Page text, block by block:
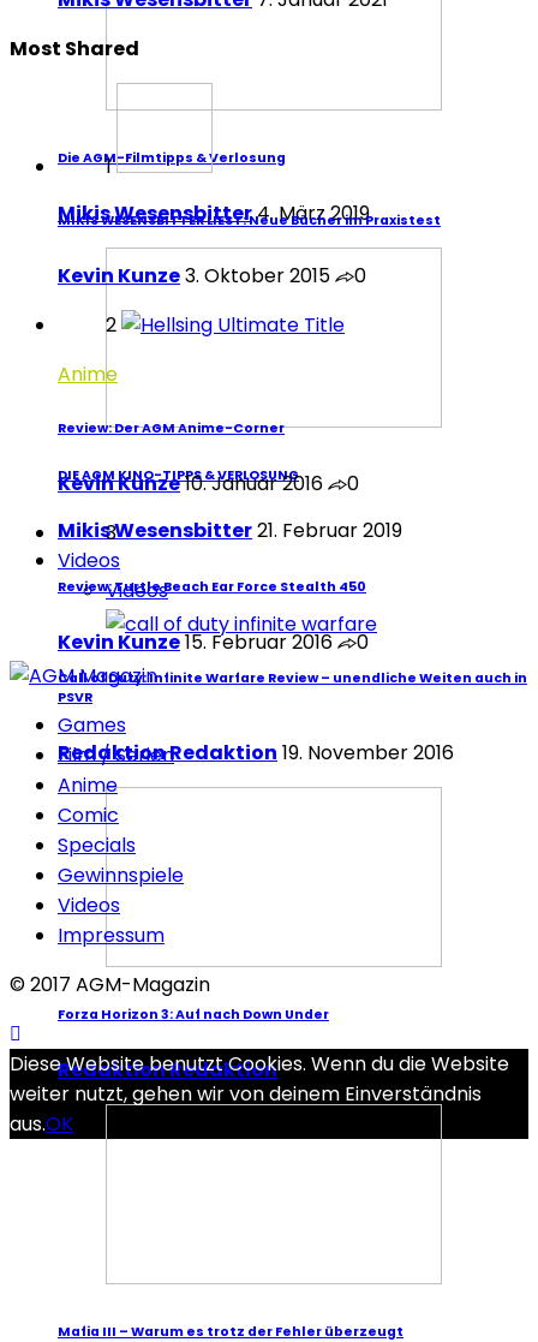
Die AGM-Filmtipps & Verlosung
Mikis Wesensbitter4. März 2019
DIE AGM KINO-TIPPS & VERLOSUNG
Mikis Wesensbitter21. Februar 2019
Videos
Videos
Call of Duty: Infinite Warfare Review – unendliche Weiten auch in
PSVR
Redaktion Redaktion 19. November 2016
Forza Horizon 3: Auf nach Down Under
Redaktion Redaktion7. November 2016
Mafia III – Warum es trotz der Fehler überzeugt
Most Shared
1
MIKIS WESENSBITTER LIEST: Neue Bücher im Praxistest
Kevin Kunze3. Oktober 2015
0
2
Anime
Review: Der AGM Anime-Corner
Kevin Kunze10. Januar 2016
0
3
Review: Turtle Beach Ear Force Stealth 450
Kevin Kunze15. Februar 2016 0
Games
Film / Serien
Anime
Comic
Specials
Gewinnspiele
Videos
Impressum
© 2017 AGM-Magazin
Diese Website benutzt Cookies. Wenn du die Website
weiter nutzt, gehen wir von deinem Einverständnis
aus.OK